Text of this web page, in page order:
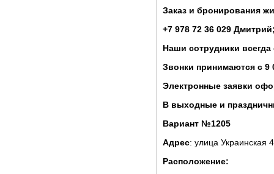
Заказ и бронирования
+7 978 72 36 029
Наши сотрудники
Звонки принимаются с 9
Электронные заявки
В выходные и
Вариант №1205
Адрес: улица Украинская
Расположение: